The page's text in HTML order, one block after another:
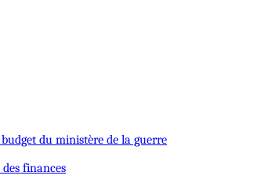
du ministère de la guerre
finances